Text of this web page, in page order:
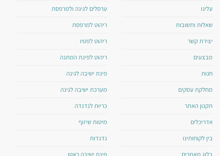
עלינו
שאלות ותשובות
יצירת קשר
מבצעים
חנות
מחלקת עסקים
תקנון האתר
אדריכלים
בין לקוחותינו
בלוג מאמרים
ערסלים לגינה ולמרפסת
ריהוט למרפסת
ריהוט לפטיו
ריהוט לפינת המתנה
פינת ישיבה לגינה
מערכת ישיבה לגינה
כריות לנדנדה
מיטות שיזוף
נדנדות
פינת ישיבה ראטן